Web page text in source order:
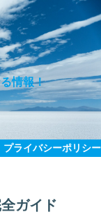
情報！
プライバシーポリシー
ガイド